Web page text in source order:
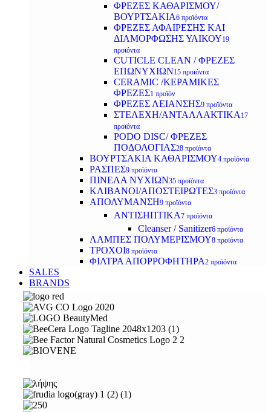
ΦΡΕΖΕΣ ΚΑΘΑΡΙΣΜΟΥ/
ΒΟΥΡΤΣΑΚΙΑ6 προϊόντα
ΦΡΕΖΕΣ ΑΦΑΙΡΕΣΗΣ ΚΑΙ
ΔΙΑΜΟΡΦΩΣΗΣ ΥΛΙΚΟΥ19
προϊόντα
CUTICLE CLEAN / ΦΡΕΖΕΣ
ΕΠΩΝΥΧΙΩΝ15 προϊόντα
CERAMIC /ΚΕΡΑΜΙΚΕΣ
ΦΡΕΖΕΣ1 προϊόν
ΦΡΕΖΕΣ ΛΕΙΑΝΣΗΣ9 προϊόντα
ΣΤΕΛΕΧΗ/ΑΝΤΑΛΛΑΚΤΙΚΑ 17
προϊόντα
PODO DISC/ ΦΡΕΖΕΣ
ΠΟΔΟΛΟΓΙΑΣ28 προϊόντα
ΒΟΥΡΤΣΑΚΙΑ ΚΑΘΑΡΙΣΜΟΥ4 προϊόντα
ΡΑΣΠΕΣ9 προϊόντα
ΠΙΝΕΛΑ ΝΥΧΙΩΝ35 προϊόντα
ΚΛΙΒΑΝΟΙ/ΑΠΟΣΤΕΙΡΩΤΕΣ3 προϊόντα
ΑΠΟΛΥΜΑΝΣΗ9 προϊόντα
ΑΝΤΙΣΗΠΤΙΚΑ7 προϊόντα
Cleanser / Sanitizer6 προϊόντα
ΛΑΜΠΕΣ ΠΟΛΥΜΕΡΙΣΜΟΥ8 προϊόντα
ΤΡΟΧΟΙ8 προϊόντα
ΦΙΛΤΡΑ ΑΠΟΡΡΟΦΗΤΗΡΑ2 προϊόντα
SALES
BRANDS